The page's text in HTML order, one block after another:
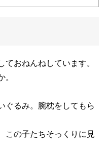
おねんねしています。
ぐるみ。腕枕をしてもら
この子たちそっくりに見